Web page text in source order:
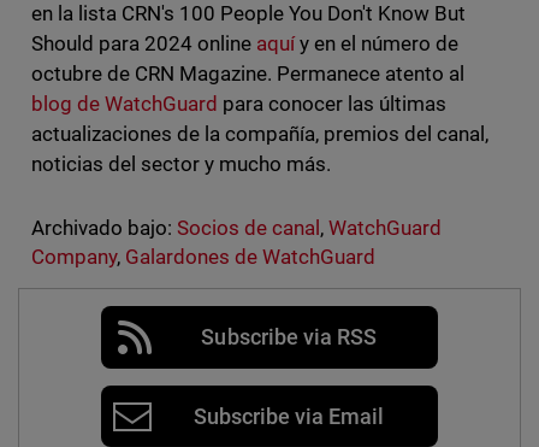
en la lista CRN's 100 People You Don't Know But
Should para 2024 online aquíy en el número de
octubre de CRN Magazine. Permanece atento al
blog de WatchGuard para conocer las últimas
actualizaciones de la compañía, premios del canal,
noticias del sector y mucho más.
Archivado bajo: Socios de canal ,WatchGuard
Company, Galardones de WatchGuard
Subscribe via RSS
Subscribe via Email